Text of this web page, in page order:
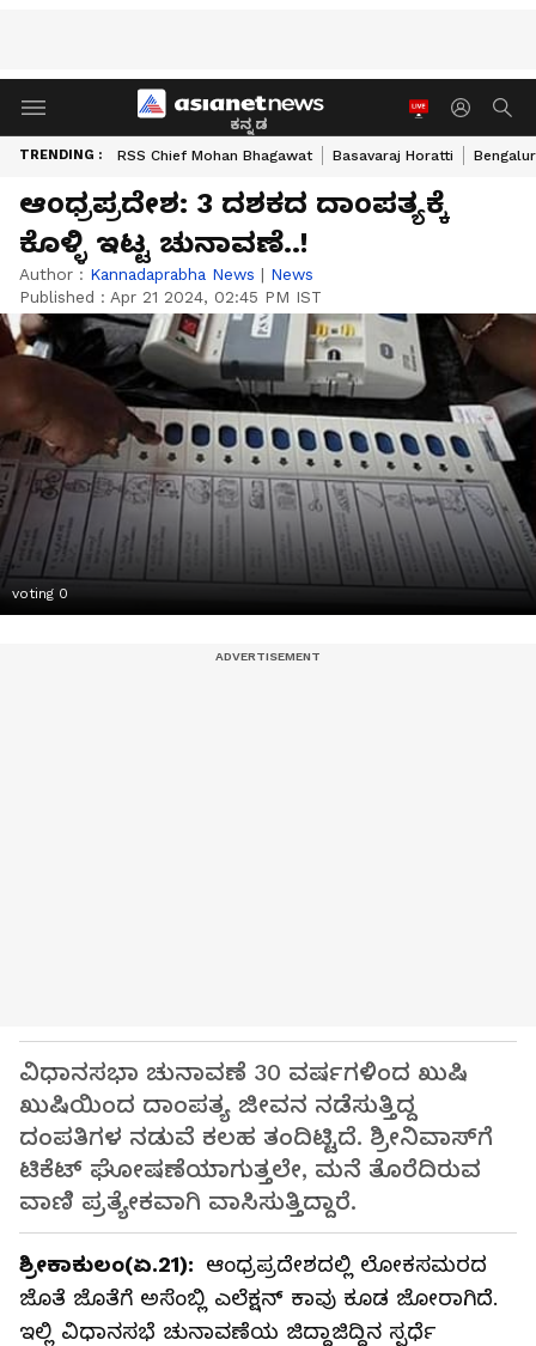
ಕನ್ನಡ
TRENDING : RSS Chief Mohan Bhagawat Basavaraj Horatti
ಆಂಧ್ರಪ್ರದೇಶ: 3 ದಶಕದ ದಾಂಪತ್ಯಕ್ಕೆ
ಕೊಳ್ಳಿ ಇಟ್ಟ ಚುನಾವಣೆ..!
Author : Kannadaprabha News | News
Published : Apr 21 2024, 02:45 PM IST
voting 0
ವಿಧಾನಸಭಾ ಚುನಾವಣೆ 30 ವರ್ಷಗಳಿಂದ ಖುಷಿ
ಖುಷಿಯಿಂದ ದಾಂಪತ್ಯ ಜೀವನ ನಡೆಸುತ್ತಿದ್ದ
ದಂಪತಿಗಳ ನಡುವೆ ಕಲಹ ತಂದಿಟ್ಟಿದೆ. ಶ್ರೀನಿವಾಸ್‌ಗೆ
ಟಿಕೆಟ್‌ ಘೋಷಣೆಯಾಗುತ್ತಲೇ, ಮನೆ ತೊರೆದಿರುವ
ವಾಣಿ ಪ್ರತ್ಯೇಕವಾಗಿ ವಾಸಿಸುತ್ತಿದ್ದಾರೆ.
ಶ್ರೀಕಾಕುಲಂ(ಏ.21): ಆಂಧ್ರಪ್ರದೇಶದಲ್ಲಿ ಲೋಕಸಮರದ
ಜೊತೆ ಜೊತೆಗೆ ಅಸೆಂಬ್ಲಿ ಎಲೆಕ್ಷನ್ ಕಾವು ಕೂಡ ಜೋರಾಗಿದೆ.
ಇಲ್ಲಿ ವಿಧಾನಸಭೆ ಚುನಾವಣೆಯ ಜಿದ್ದಾಜಿದ್ದಿನ ಸ್ಪರ್ಧೆ